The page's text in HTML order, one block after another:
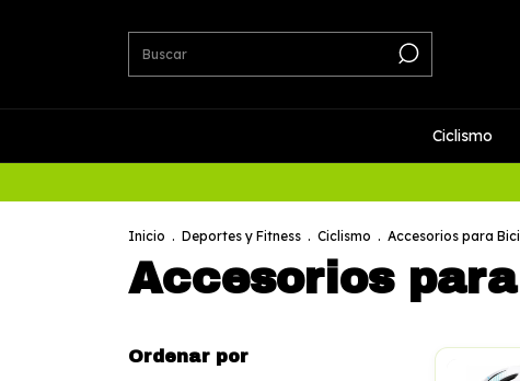
Ciclismo
Inicio . Deportes y Fitness . Ciclismo . Accesorios para
Accesorios
Ordenar por